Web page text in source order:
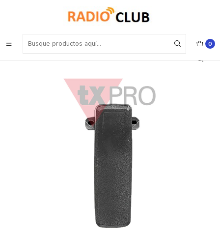
0
TXPRO TX500Clip10 Clip cinturon pack 10 unidades Precio con iva